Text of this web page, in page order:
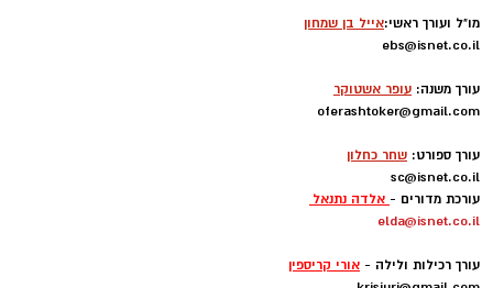
מו"ל ועורך ראשי:אייל בן שמחון
ebs@isnet.co.il
עורך משנה: עופר אשטוקר
oferashtoker@gmail.com
עורך ספורט: שחר כחלון
sc@isnet.co.il
עורכת מדורים - אלדה נתנאל
elda@isnet.co.il
עורך רכילות ולילה - אורי קריספין